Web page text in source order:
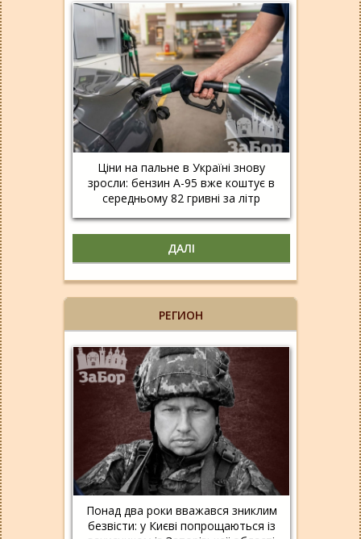
Ціни на пальне в Україні знову
зросли: бензин А-95 вже коштує в
середньому 82 гривні за літр
ДАЛІ
РЕГИОН
Понад два роки вважався зниклим
безвісти: у Києві попрощаються із